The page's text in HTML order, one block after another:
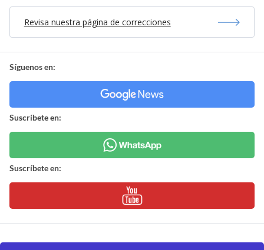
Revisa nuestra página de correcciones
Síguenos en:
Suscríbete en:
Suscríbete en: